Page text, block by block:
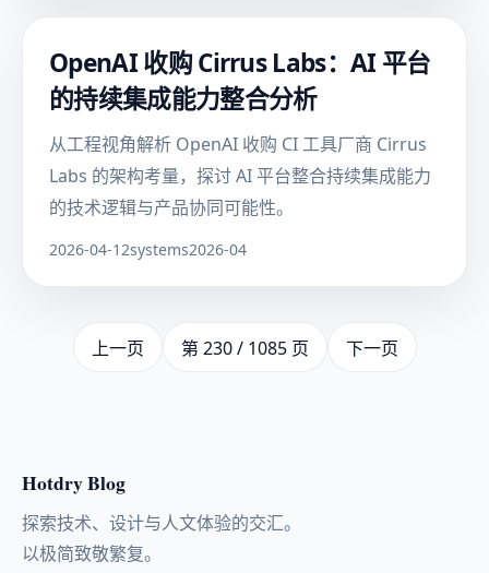
OpenAI 收购 Cirrus Labs：AI 平台
的持续集成能力整合分析
从工程视角解析 OpenAI 收购 CI 工具厂商 Cirrus
Labs 的架构考量，探讨 AI 平台整合持续集成能力
的技术逻辑与产品协同可能性。
2026-04-12systems2026-04
上一页 第 230 / 1085 页 下一页
Hotdry Blog
探索技术、设计与人文体验的交汇。
以极简致敬繁复。